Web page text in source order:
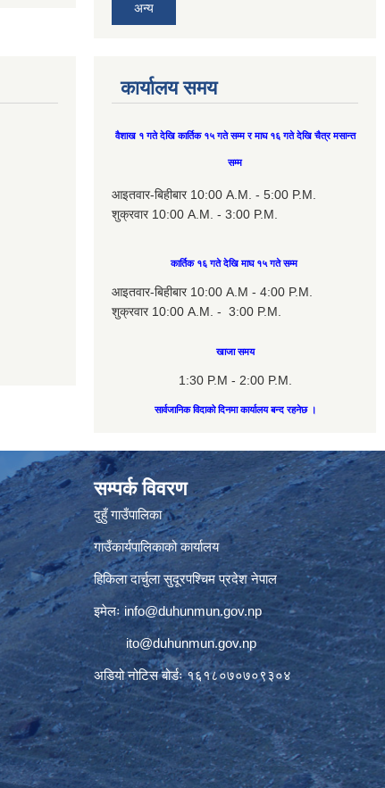
अन्य
कार्यालय समय
वैशाख १ गते देखि कार्तिक १५ गते सम्म र माघ १६ गते देखि चैत्र मसान्त
सम्म
आइतवार-बिहीबार 10:00 A.M. - 5:00 P.M.
शुक्रवार 10:00 A.M. - 3:00 P.M.
कार्तिक १६ गते देखि माघ १५ गते सम्म
आइतवार-बिहीबार 10:00 A.M - 4:00 P.M.
शुक्रवार 10:00 A.M. - 3:00 P.M.
खाजा समय
1:30 P.M - 2:00 P.M.
सार्वजानिक विदाको दिनमा कार्यालय बन्द रहनेछ ।
सम्पर्क विवरण
दुहुँ गाउँपालिका
गाउँकार्यपालिकाको कार्यालय
हिकिला दार्चुला सुदूरपश्चिम प्रदेश नेपाल
इमेलःinfo@duhunmun.gov.np
ito@duhunmun.gov.np
अडियो नोटिस बोर्डः १६१८०७०७०९३०४